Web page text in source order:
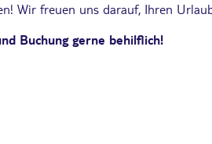
Wir freuen uns darauf, Ihren
Buchung gerne behilflich!